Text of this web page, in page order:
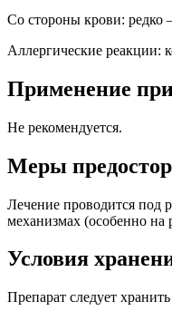
Со стороны крови: редко
Аллергические реакции:
Применение
Не рекомендуется.
Меры
Лечение проводится под
механизмах (особенно на
Условия
Препарат следует